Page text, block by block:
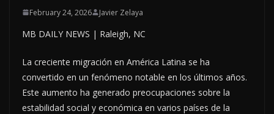
February 24, 2026 Javier Zelaya
MB DAILY NEWS | Raleigh, NC
La creciente migración en América Latina se ha
convertido en un fenómeno notable en los últimos años.
Este aumento ha generado preocupaciones sobre la
estabilidad social y económica en varios países de la